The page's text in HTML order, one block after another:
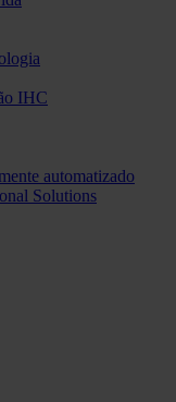
IHC
automatizado
Solutions